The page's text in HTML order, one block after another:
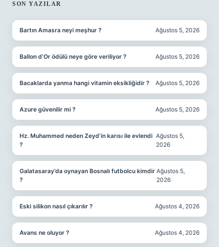
SIDEBAR
SON YAZILAR
Bartın Amasra neyi meşhur ? Ağustos 5, 2026
Ballon d’Or ödülü neye göre veriliyor ? Ağustos 5, 2026
Bacaklarda yanma hangi vitamin eksikliğidir ? Ağustos 5, 2026
Azure güvenilir mi ? Ağustos 5, 2026
Hz. Muhammed neden Zeyd’in karısı ile evlendi
?
Ağustos 5,
2026
Galatasaray’da oynayan Bosnalı futbolcu kimdir
?
Ağustos 5,
2026
Eski silikon nasıl çıkarılır ? Ağustos 4, 2026
Avans ne oluyor ? Ağustos 4, 2026